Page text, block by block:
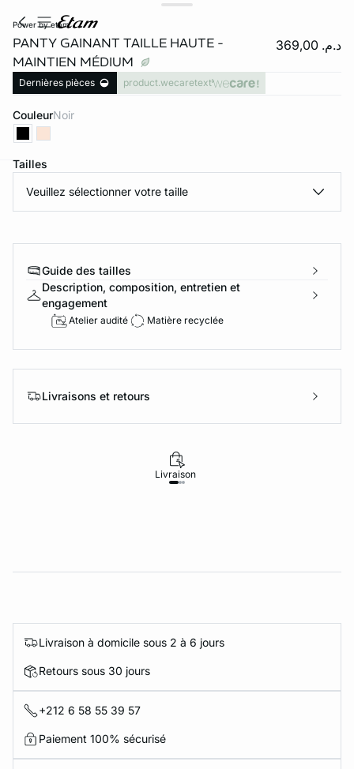
power by etam
PANTY GAINANT TAILLE HAUTE -
MAINTIEN MÉDIUM
د.م. 369,00
Dernières pièces product.wecaretext
Couleur noir
Tailles
Veuillez sélectionner votre taille
Guide des tailles
Description, composition, entretien et
engagement
Atelier audité Matière recyclée
Livraisons et retours
Livraison
Livraison à domicile sous 2 à 6 jours
Retours sous 30 jours
+212 6 58 55 39 57
Paiement 100% sécurisé